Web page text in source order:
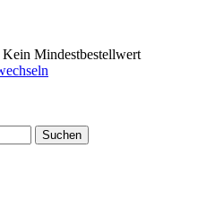
Kein Mindestbestellwert
Suchen